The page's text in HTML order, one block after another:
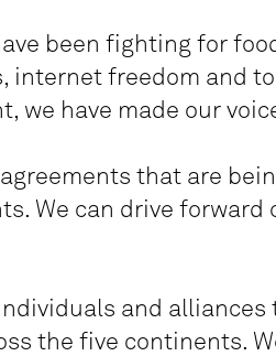
been fighting for
internet freedom and
we have made our
agreements that are
We can drive
and
the five continents.